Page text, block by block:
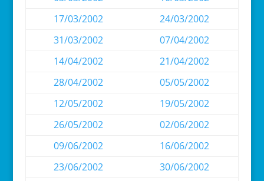
17/03/2002
24/03/2002
31/03/2002
07/04/2002
14/04/2002
21/04/2002
28/04/2002
05/05/2002
12/05/2002
19/05/2002
26/05/2002
02/06/2002
09/06/2002
16/06/2002
23/06/2002
30/06/2002